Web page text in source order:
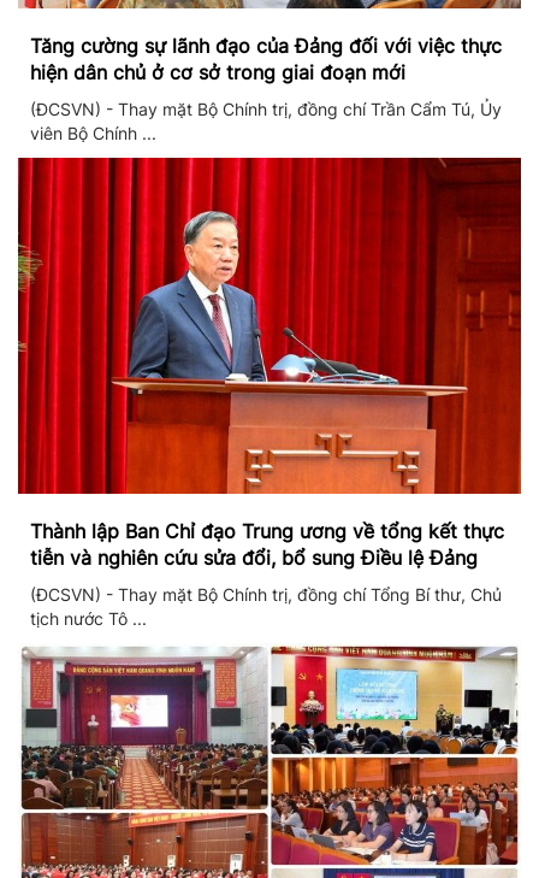
Tăng cường sự lãnh đạo của Đảng đối với việc thực
hiện dân chủ ở cơ sở trong giai đoạn mới
(ĐCSVN) - Thay mặt Bộ Chính trị, đồng chí Trần Cẩm Tú, Ủy
viên Bộ Chính ...
Thành lập Ban Chỉ đạo Trung ương về tổng kết thực
tiễn và nghiên cứu sửa đổi, bổ sung Điều lệ Đảng
(ĐCSVN) - Thay mặt Bộ Chính trị, đồng chí Tổng Bí thư, Chủ
tịch nước Tô ...